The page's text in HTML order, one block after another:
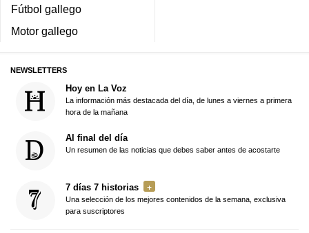
Fútbol gallego
Motor gallego
NEWSLETTERS
Hoy en La Voz
La información más destacada del día, de lunes a viernes a primera
hora de la mañana
Al final del día
Un resumen de las noticias que debes saber antes de acostarte
7 días 7 historias
Una selección de los mejores contenidos de la semana, exclusiva
para suscriptores